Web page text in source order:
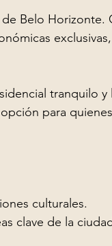
Belo Horizonte.
tranquilo y
para
culturales.
clave de la